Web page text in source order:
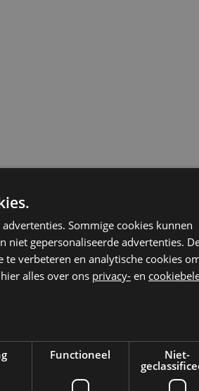
Sommige cookies kunnen
gepersonaliseerde advertenties.
verbeteren en analytische cookies
alles over ons privacy- en
Functioneel
Niet-